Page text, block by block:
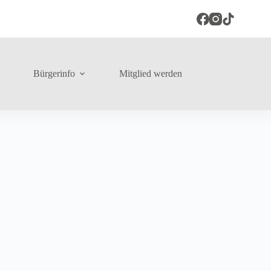
Bürgerinfo Mitglied werden